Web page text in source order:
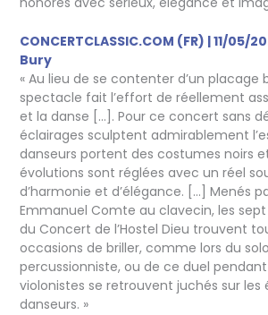
CONCERTCLASSIC.COM (FR) | 11/05/
Bury
« Au lieu de se contenter d’un placage
spectacle fait l’effort de réellement
et la danse […]. Pour ce concert sans
éclairages sculptent admirablement
danseurs portent des costumes noirs
évolutions sont réglées avec un réel
d’harmonie et d’élégance. […] Menés
Emmanuel Comte au clavecin, les
du Concert de l’Hostel Dieu trouvent
occasions de briller, comme lors du
percussionniste, ou de ce duel
violonistes se retrouvent juchés sur les
danseurs. »